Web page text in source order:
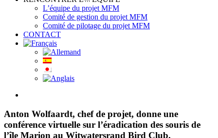
L’équipe du projet MFM
Comité de gestion du projet MFM
Comité de pilotage du projet MFM
CONTACT
Image
Anton Wolfaardt, chef de projet, donne une
conférence virtuelle sur l’éradication des souris de
l’île Marion au Witwatersrand Bird Club.